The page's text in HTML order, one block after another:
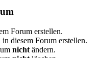
Forum erstellen.
diesem Forum erstellen.
nicht ändern.